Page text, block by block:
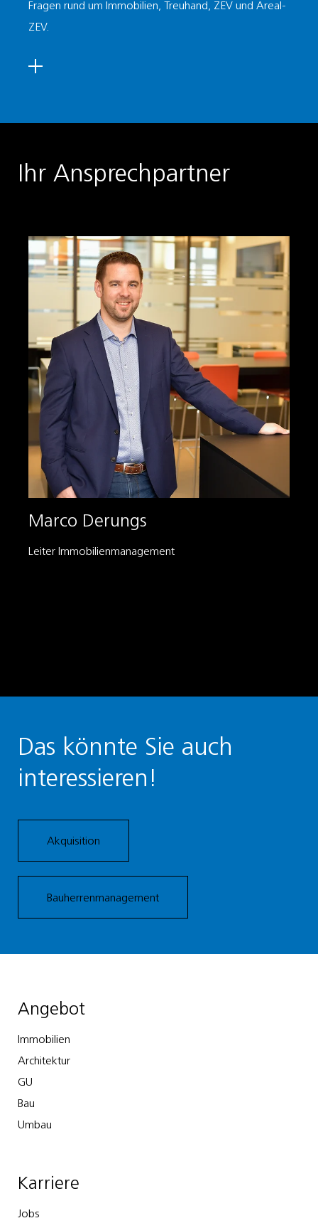
Fragen rund um Immobilien, Treuhand, ZEV und Areal-
ZEV.
Ihr Ansprechpartner
Marco Derungs
Leiter Immobilienmanagement
Das könnte Sie auch
interessieren!
Akquisition
Bauherrenmanagement
Angebot
Immobilien
Architektur
GU
Bau
Umbau
Karriere
Jobs